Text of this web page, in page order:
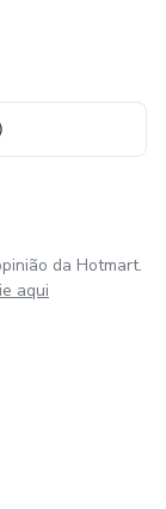
da Hotmart.
aqui